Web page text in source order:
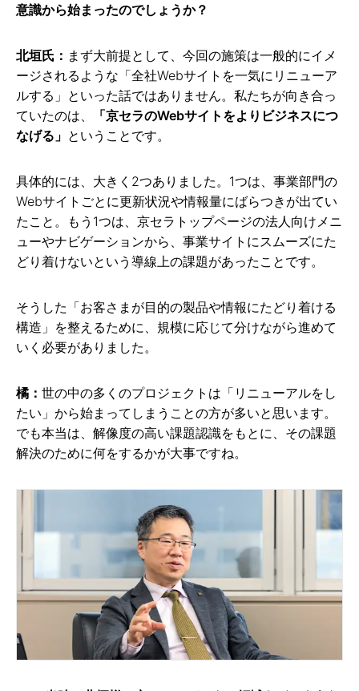
意識から始まったのでしょうか？
北垣氏： まず大前提として、今回の施策は一般的にイメ
ージされるような「全社Webサイトを一気にリニューア
ルする」といった話ではありません。私たちが向き合っ
ていたのは、
「京セラのWebサイトをよりビジネスにつ
なげる」 ということです。
具体的には、大きく2つありました。1つは、事業部門の
Webサイトごとに更新状況や情報量にばらつきが出てい
たこと。もう1つは、京セラトップページの法人向けメニ
ューやナビゲーションから、事業サイトにスムーズにた
どり着けないという導線上の課題があったことです。
そうした「お客さまが目的の製品や情報にたどり着ける
構造」を整えるために、規模に応じて分けながら進めて
いく必要がありました。
橘： 世の中の多くのプロジェクトは「リニューアルをし
たい」から始まってしまうことの方が多いと思います。
でも本当は、解像度の高い課題認識をもとに、その課題
解決のために何をするかが大事ですね。